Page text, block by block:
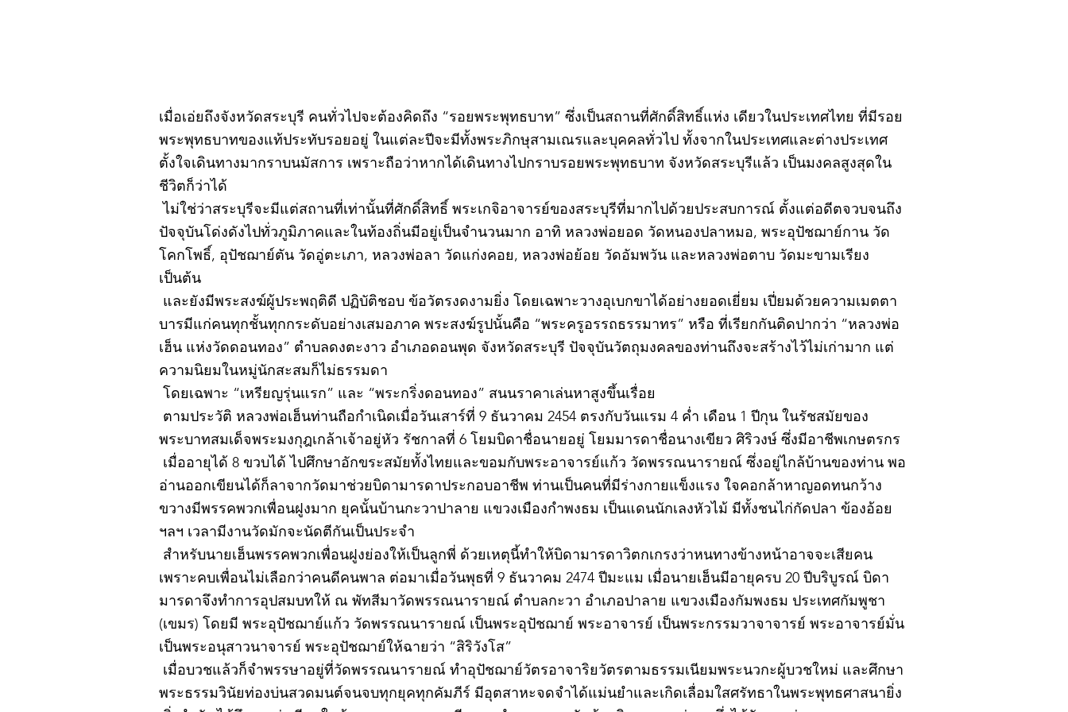
เมื่อเอ่ยถึงจังหวัดสระบุรี คนทั่วไปจะต้องคิดถึง “รอยพระพุทธบาท” ซึ่งเป็นสถานที่ศักดิ์สิทธิ์แห่ง เดียวในประเทศไทย ที่มีรอย
พระพุทธบาทของแท้ประทับรอยอยู่ ในแต่ละปีจะมีทั้งพระภิกษุสามเณรและบุคคลทั่วไป ทั้งจากในประเทศและต่างประเทศ
ตั้งใจเดินทางมากราบนมัสการ เพราะถือว่าหากได้เดินทางไปกราบรอยพระพุทธบาท จังหวัดสระบุรีแล้ว เป็นมงคลสูงสุดใน
ชีวิตก็ว่าได้
ไม่ใช่ว่าสระบุรีจะมีแต่สถานที่เท่านั้นที่ศักดิ์สิทธิ์ พระเกจิอาจารย์ของสระบุรีที่มากไปด้วยประสบการณ์ ตั้งแต่อดีตจวบจนถึง
ปัจจุบันโด่งดังไปทั่วภูมิภาคและในท้องถิ่นมีอยู่เป็นจำนวนมาก อาทิ หลวงพ่อยอด วัดหนองปลาหมอ, พระอุปัชฌาย์กาน วัด
โคกโพธิ์, อุปัชฌาย์ตัน วัดอู่ตะเภา, หลวงพ่อลา วัดแก่งคอย, หลวงพ่อย้อย วัดอัมพวัน และหลวงพ่อตาบ วัดมะขามเรียง
เป็นต้น
และยังมีพระสงฆ์ผู้ประพฤติดี ปฏิบัติชอบ ข้อวัตรงดงามยิ่ง โดยเฉพาะวางอุเบกขาได้อย่างยอดเยี่ยม เปี่ยมด้วยความเมตตา
บารมีแก่คนทุกชั้นทุกกระดับอย่างเสมอภาค พระสงฆ์รูปนั้นคือ “พระครูอรรถธรรมาทร” หรือ ที่เรียกกันติดปากว่า “หลวงพ่อ
เฮ็น แห่งวัดดอนทอง” ตำบลดงตะงาว อำเภอดอนพุด จังหวัดสระบุรี ปัจจุบันวัตถุมงคลของท่านถึงจะสร้างไว้ไม่เก่ามาก แต่
ความนิยมในหมู่นักสะสมก็ไม่ธรรมดา
โดยเฉพาะ “เหรียญรุ่นแรก” และ “พระกริ่งดอนทอง” สนนราคาเล่นหาสูงขึ้นเรื่อย
ตามประวัติ หลวงพ่อเฮ็นท่านถือกำเนิดเมื่อวันเสาร์ที่ 9 ธันวาคม 2454 ตรงกับวันแรม 4 ค่ำ เดือน 1 ปีกุน ในรัชสมัยของ
พระบาทสมเด็จพระมงกุฎเกล้าเจ้าอยู่หัว รัชกาลที่ 6 โยมบิดาชื่อนายอยู่ โยมมารดาชื่อนางเขียว ศิริวงษ์ ซึ่งมีอาชีพเกษตรกร
เมื่ออายุได้ 8 ขวบได้ ไปศึกษาอักขระสมัยทั้งไทยและขอมกับพระอาจารย์แก้ว วัดพรรณนารายณ์ ซึ่งอยู่ไกล้บ้านของท่าน พอ
อ่านออกเขียนได้ก็ลาจากวัดมาช่วยบิดามารดาประกอบอาชีพ ท่านเป็นคนที่มีร่างกายแข็งแรง ใจคอกล้าหาญอดทนกว้าง
ขวางมีพรรคพวกเพื่อนฝูงมาก ยุคนั้นบ้านกะวาปาลาย แขวงเมืองกำพงธม เป็นแดนนักเลงหัวไม้ มีทั้งชนไก่กัดปลา ข้องอ้อย
ฯลฯ เวลามีงานวัดมักจะนัดตีกันเป็นประจำ
สำหรับนายเฮ็นพรรคพวกเพื่อนฝูงย่องให้เป็นลูกพี่ ด้วยเหตุนี้ทำให้บิดามารดาวิตกเกรงว่าหนทางข้างหน้าอาจจะเสียคน
เพราะคบเพื่อนไม่เลือกว่าคนดีคนพาล ต่อมาเมื่อวันพุธที่ 9 ธันวาคม 2474 ปีมะแม เมื่อนายเฮ็นมีอายุครบ 20 ปีบริบูรณ์ บิดา
มารดาจึงทำการอุปสมบทให้ ณ พัทสีมาวัดพรรณนารายณ์ ตำบลกะวา อำเภอปาลาย แขวงเมืองกัมพงธม ประเทศกัมพูชา
(เขมร) โดยมี พระอุปัชฌาย์แก้ว วัดพรรณนารายณ์ เป็นพระอุปัชฌาย์ พระอาจารย์ เป็นพระกรรมวาจาจารย์ พระอาจารย์มั่น
เป็นพระอนุสาวนาจารย์ พระอุปัชฌาย์ให้ฉายว่า “สิริวังโส”
เมื่อบวชแล้วก็จำพรรษาอยู่ที่วัดพรรณนารายณ์ ทำอุปัชฌาย์วัตรอาจาริยวัตรตามธรรมเนียมพระนวกะผู้บวชใหม่ และศึกษา
พระธรรมวินัยท่องบ่นสวดมนต์จนจบทุกยุคทุกคัมภีร์ มีอุตสาหะจดจำได้แม่นยำและเกิดเลื่อมใสศรัทธาในพระพุทธศาสนายิ่ง